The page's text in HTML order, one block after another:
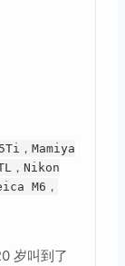
，Mamiya
，Nikon
M6，
岁叫到了